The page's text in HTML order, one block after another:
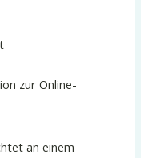
zur Online-
an einem